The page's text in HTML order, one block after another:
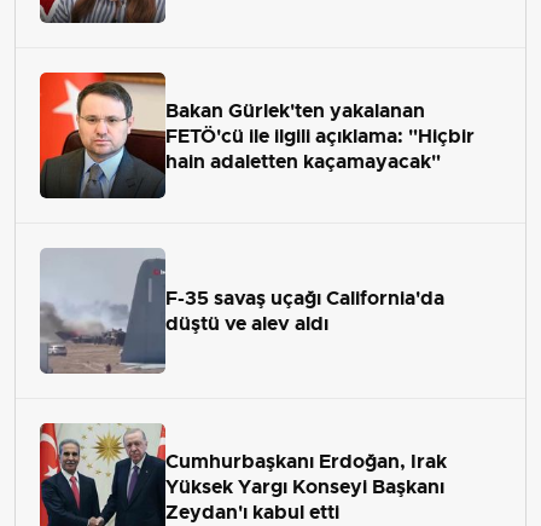
Bakan Gürlek'ten yakalanan
FETÖ'cü ile ilgili açıklama: "Hiçbir
hain adaletten kaçamayacak"
F-35 savaş uçağı California'da
düştü ve alev aldı
Cumhurbaşkanı Erdoğan, Irak
Yüksek Yargı Konseyi Başkanı
Zeydan'ı kabul etti